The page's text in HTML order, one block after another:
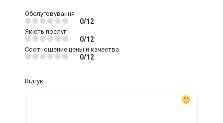
Обслуговування
0/12
Якість послуг
0/12
Соотношение цены и качества
0/12
Відгук: